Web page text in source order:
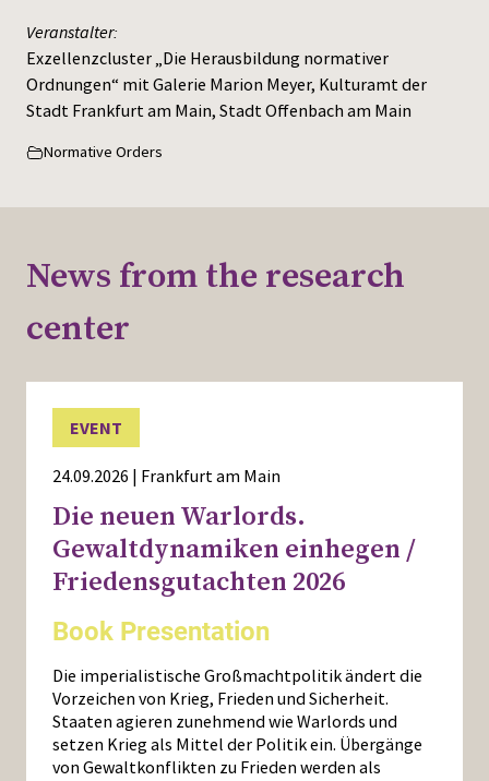
Veranstalter:
Exzellenzcluster „Die Herausbildung normativer
Ordnungen“ mit Galerie Marion Meyer, Kulturamt der
Stadt Frankfurt am Main, Stadt Offenbach am Main
Normative Orders
News from the research
center
EVENT
24.09.2026 | Frankfurt am Main
Die neuen Warlords.
Gewaltdynamiken einhegen /
Friedensgutachten 2026
Book Presentation
Die imperialistische Großmachtpolitik ändert die
Vorzeichen von Krieg, Frieden und Sicherheit.
Staaten agieren zunehmend wie Warlords und
setzen Krieg als Mittel der Politik ein. Übergänge
von Gewaltkonflikten zu Frieden werden als